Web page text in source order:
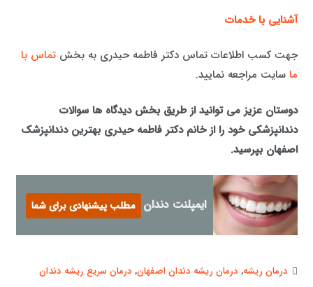
آشنایی با خدمات
جهت کسب اطلاعات تماس دکتر فاطمه حیدری به بخشتماس با
ما سایت مراجعه نمایید.
دوستان عزیز می توانید از طریق بخش دیدگاه ها سوالات
دندانپزشکی خود را از خانم دکتر فاطمه حیدری بهترین دندانپزشک
اصفهان بپرسید.
ایمپلنت دندان مطلب پیشنهادی برای شما
درمان ریشه, درمان ریشه دندان اصفهان, درمان سریع ریشه دندان